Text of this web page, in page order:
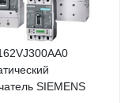
SIEMENS